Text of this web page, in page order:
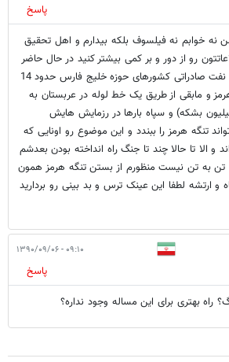
پاسخ
نه خوابم نه فیلسوف بلکه بیدارم و اهل تحقیق
رو از دور و بر کمی بیشتر کنید در حال حاضر
از 15 ميليون بشکه روزانه نفت صادراتی کشورهای حوزه خليج فارس حدود 14
و مابقی از طريق يک خط لوله در عربستان به
بشکه) و سپاه بارها در رزمایش هایش
تنگه هرمز را ببندد و این موضوع رو اونایی که
و الا تا حالا چند تا جنگ راه انداخته بودن بعدشم
به تن نیست منظورم از بستن تنگه هرمز همون
و ارتشه لطفا این عینک ترس و بد بینی رو بردارید
۰۹:۱۰ - ۱۳۹۰/۰۹/۰۶
پاسخ
راه بهتری برای این مساله وجود نداره؟